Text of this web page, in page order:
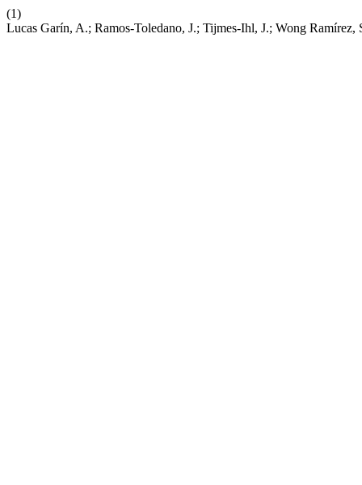
(1)
Lucas Garín, A.; Ramos-Toledano, J.; Tijmes-Ihl, J.; Wong